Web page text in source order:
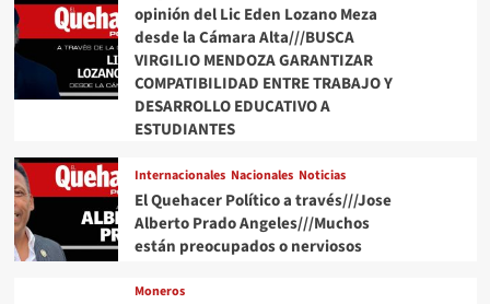
opinión del Lic Eden Lozano Meza
desde la Cámara Alta///BUSCA
VIRGILIO MENDOZA GARANTIZAR
COMPATIBILIDAD ENTRE TRABAJO Y
DESARROLLO EDUCATIVO A
ESTUDIANTES
Internacionales Nacionales Noticias
El Quehacer Político a través///Jose
Alberto Prado Angeles///Muchos
están preocupados o nerviosos
Moneros